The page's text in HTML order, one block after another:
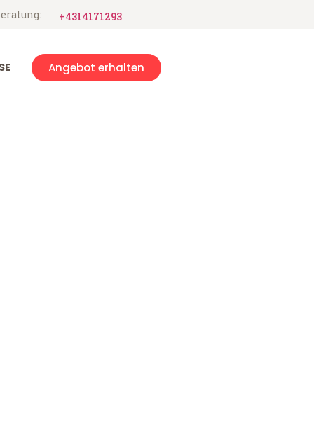
+4314171293
Angebot erhalten